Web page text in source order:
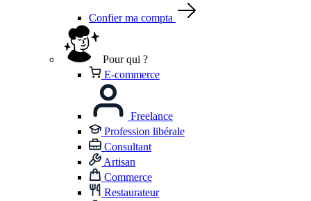
Confier ma compta
Pour qui ?
E-commerce
Freelance
Profession libérale
Consultant
Artisan
Commerce
Restaurateur